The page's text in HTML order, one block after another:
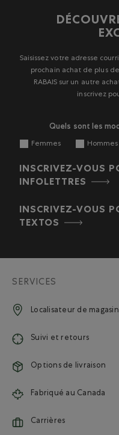
Saisissez votre adresse
prochain achat de plus
RABAIS sur un autre
inscrivez
Quels sont les
Femmes Hommes
INSCRIVEZ-VOUS
INFOLETTRES
INSCRIVEZ-VOUS
TEXTOS
SERVICES
Localisateur de
Suivi et retours
Options de livraison
Fabriqué au Canada
Carrières